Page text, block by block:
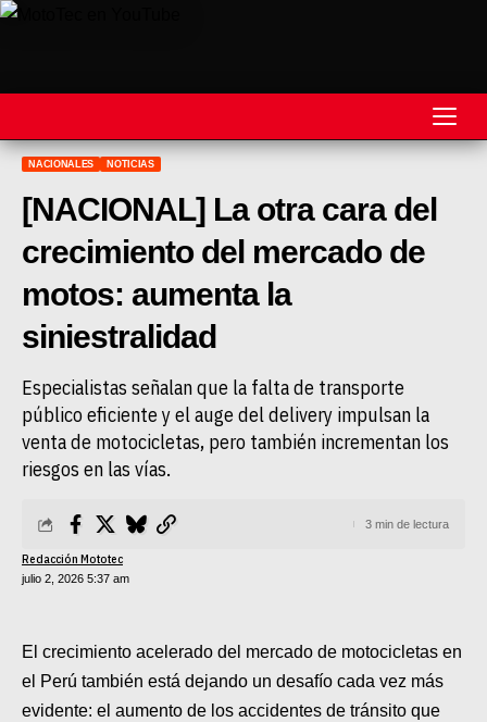
REVISTA
MOTOS
MINICROSS
HARD ENDURO
CROSS COUNTRY
NOTICIAS
NACIONALES NOTICIAS
[NACIONAL] La otra cara del
crecimiento del mercado de
motos: aumenta la
siniestralidad
Especialistas señalan que la falta de transporte
público eficiente y el auge del delivery impulsan la
venta de motocicletas, pero también incrementan los
riesgos en las vías.
julio 2, 2026 5:37 am
Redacción Mototec
3 min de lectura
El crecimiento acelerado del mercado de motocicletas en
el Perú también está dejando un desafío cada vez más
evidente: el aumento de los accidentes de tránsito que